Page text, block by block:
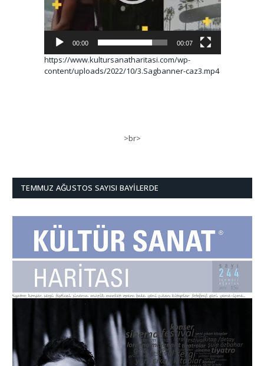
00:00 00:07
https://www.kultursanatharitasi.com/wp-
content/uploads/2022/10/3.Sagbanner-caz3.mp4
>br>
TEMMUZ AĞUSTOS SAYISI BAYILERDE